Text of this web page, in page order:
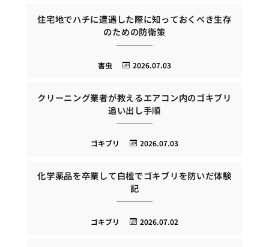
住宅地でハチに遭遇した際に知っておくべき生存
のための防衛策
2026.07.03
害虫
クリーニング業者が教えるエアコン内のゴキブリ
追い出し手順
2026.07.03
ゴキブリ
化学薬品を卒業して白檀でゴキブリを防いだ体験
記
2026.07.02
ゴキブリ